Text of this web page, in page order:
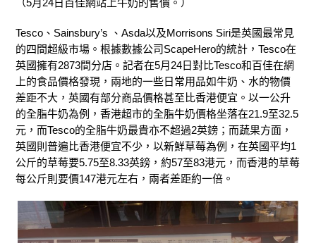
（5月24日百佳網站上牛奶的售價。）
Tesco、Sainsbury’s 、Asda以及Morrisons Siri是英國最常見
的四間超級市場。根據數據公司ScapeHero的統計，Tesco在
英國擁有2873間分店。記者在5月24日對比Tesco和百佳在網
上的食品價格發現，兩地的一些日常用品如牛奶、水的物價
差距不大，英國有部分商品價格甚至比香港便宜。以一公升
的全脂牛奶為例，香港超市的全脂牛奶價格坐落在21.9至32.5
元，而Tesco的全脂牛奶最貴亦不超過2英鎊；而蔬果方面，
英國則普遍比香港便宜不少，以新鮮草莓為例，在英國平均1
公斤的草莓要5.75至8.33英鎊，約57至83港元，而香港的草莓
每公斤則要價147港元左右，兩者差距約一倍。